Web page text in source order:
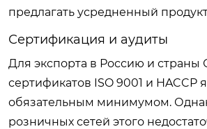
предлагать усредненный
Сертификация и аудиты
Для экспорта в Россию и страны
сертификатов ISO 9001 и HACCP
обязательным минимумом.
розничных сетей этого